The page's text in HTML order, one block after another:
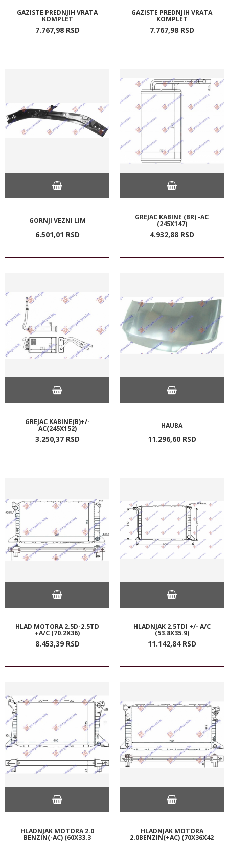
GAZISTE PREDNJIH VRATA
KOMPLET
7.767,98 RSD
GAZISTE PREDNJIH VRATA
KOMPLET
7.767,98 RSD
GORNJI VEZNI LIM
6.501,01 RSD
GREJAC KABINE (BR) -AC
(245X147)
4.932,88 RSD
GREJAC KABINE(B)+/-
AC(245X152)
3.250,37 RSD
HAUBA
11.296,60 RSD
HLAD MOTORA 2.5D-2.5TD
+A/C (70.2X36)
8.453,39 RSD
HLADNJAK 2.5TDI +/- A/C
(53.8X35.9)
11.142,84 RSD
HLADNJAK MOTORA 2.0
BENZIN(-AC) (60X33.3
HLADNJAK MOTORA
2.0BENZIN(+AC) (70X36X42